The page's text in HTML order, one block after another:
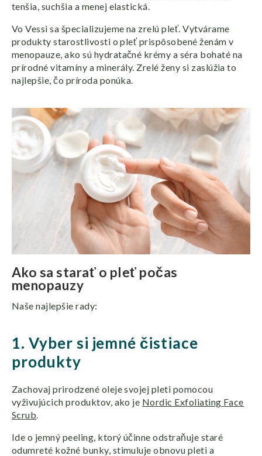
tenšia, suchšia a menej elastická.
Vo Vessi sa špecializujeme na zrelú pleť. Vytvárame
produkty starostlivosti o pleť prispôsobené ženám v
menopauze, ako sú hydratačné krémy a séra bohaté na
prírodné vitamíny a minerály. Zrelé ženy si zaslúžia to
najlepšie, čo príroda ponúka.
Ako sa starať o pleť počas
menopauzy
Naše najlepšie rady:
1. Vyber si jemné čistiace
produkty
Zachovaj prirodzené oleje svojej pleti pomocou
vyživujúcich produktov, ako je Nordic Exfoliating Face
Scrub
Ide o jemný peeling, ktorý účinne odstraňuje staré
odumreté kožné bunky, stimuluje obnovu pleti a